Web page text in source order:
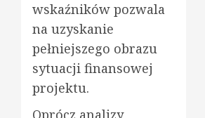
wskaźników pozwala
na uzyskanie
pełniejszego obrazu
sytuacji finansowej
projektu.